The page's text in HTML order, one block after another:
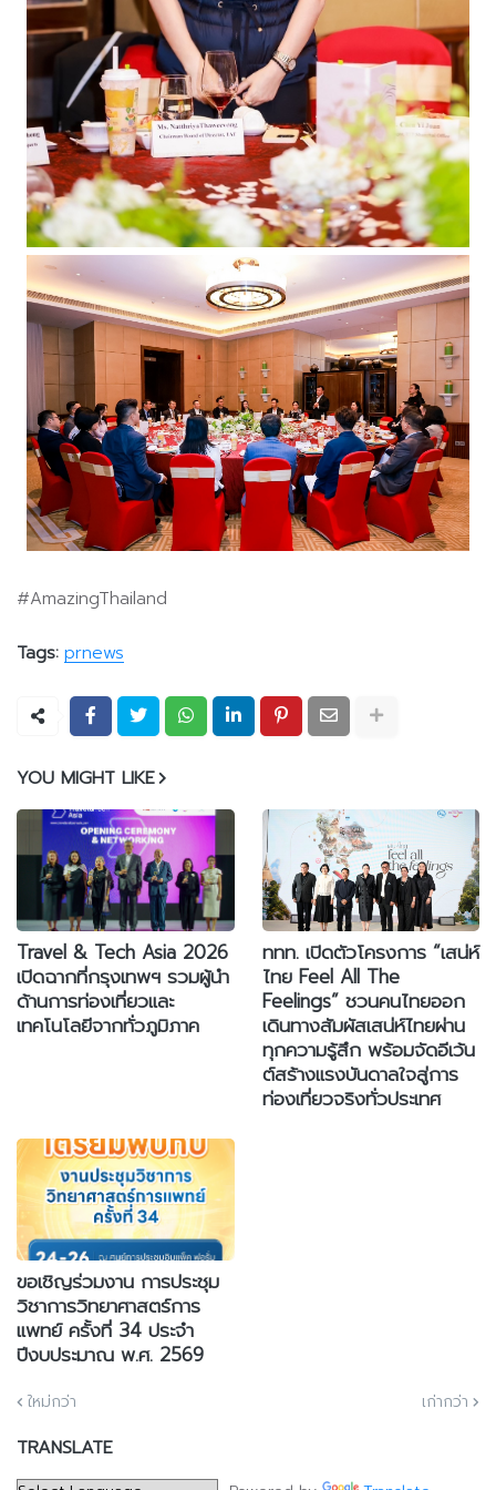
#AmazingThailand
Tags: prnews
YOU MIGHT LIKE
Travel & Tech Asia 2026
เปิดฉากที่กรุงเทพฯ รวมผู้นำ
ด้านการท่องเที่ยวและ
เทคโนโลยีจากทั่วภูมิภาค
ททท. เปิดตัวโครงการ “เสน่ห์
ไทย Feel All The
Feelings” ชวนคนไทยออก
เดินทางสัมผัสเสน่ห์ไทยผ่าน
ทุกความรู้สึก พร้อมจัดอีเว้น
ต์สร้างแรงบันดาลใจสู่การ
ท่องเที่ยวจริงทั่วประเทศ
ขอเชิญร่วมงาน การประชุม
วิชาการวิทยาศาสตร์การ
แพทย์ ครั้งที่ 34 ประจำ
ปีงบประมาณ พ.ศ. 2569
ใหม่กว่า เก่ากว่า
TRANSLATE